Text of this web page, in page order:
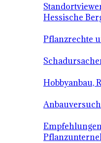
Hessische
Pflanzrechte
Hobbyanbau,